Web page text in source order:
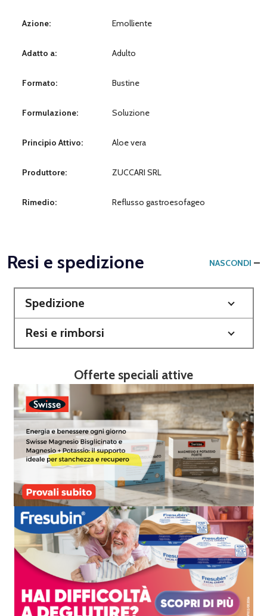
Azione: Emolliente
Adatto a: Adulto
Formato: Bustine
Formulazione: Soluzione
Principio Attivo: Aloe vera
Produttore: ZUCCARI SRL
Rimedio: Reflusso gastroesofageo
Resi e spedizione NASCONDI
Spedizione
Resi e rimborsi
Offerte speciali attive